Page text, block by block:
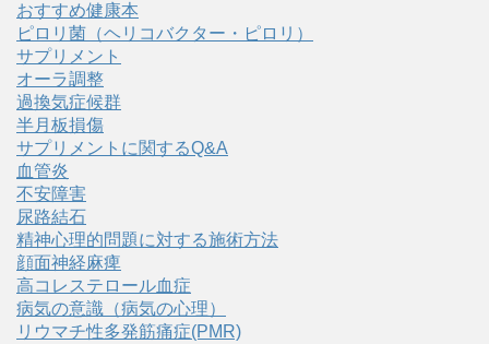
おすすめ健康本
ピロリ菌（ヘリコバクター・ピロリ）
サプリメント
オーラ調整
過換気症候群
半月板損傷
サプリメントに関するQ&A
血管炎
不安障害
尿路結石
精神心理的問題に対する施術方法
顔面神経麻痺
高コレステロール血症
病気の意識（病気の心理）
リウマチ性多発筋痛症(PMR)